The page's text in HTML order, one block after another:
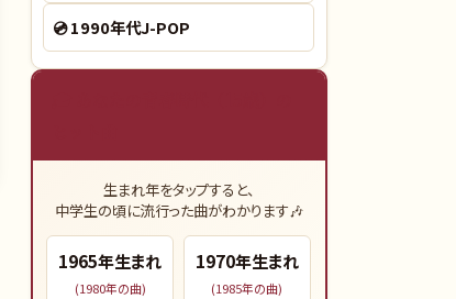
💿1990年代J-POP
生まれ年をタップすると、
中学生の頃に流行った曲がわかります🎶
1965年生まれ
(1980年の曲)
1970年生まれ
(1985年の曲)